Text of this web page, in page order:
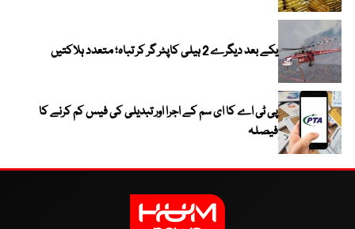
یکے بعد دیگرے 2 ہیلی کاپٹر گر کر تباہ؛ متعدد ہلاکتیں
پی ٹی اے کا ای سم کے اجرا اور تبدیلی کی فیس کم کرنے کا
فیصلہ